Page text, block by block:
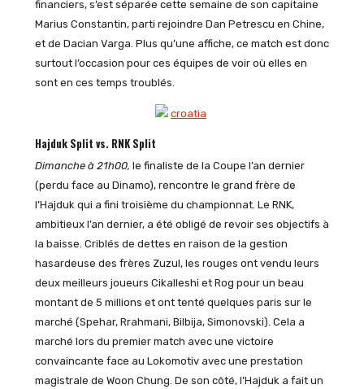
financiers, s’est séparée cette semaine de son capitaine
Marius Constantin, parti rejoindre Dan Petrescu en Chine,
et de Dacian Varga. Plus qu’une affiche, ce match est donc
surtout l’occasion pour ces équipes de voir où elles en
sont en ces temps troublés.
Hajduk Split vs. RNK Split
Dimanche à 21h00, le finaliste de la Coupe l’an dernier
(perdu face au Dinamo), rencontre le grand frère de
l’Hajduk qui a fini troisième du championnat. Le RNK,
ambitieux l’an dernier, a été obligé de revoir ses objectifs à
la baisse. Criblés de dettes en raison de la gestion
hasardeuse des frères Zuzul, les rouges ont vendu leurs
deux meilleurs joueurs Cikalleshi et Rog pour un beau
montant de 5 millions et ont tenté quelques paris sur le
marché (Spehar, Rrahmani, Bilbija, Simonovski). Cela a
marché lors du premier match avec une victoire
convaincante face au Lokomotiv avec une prestation
magistrale de Woon Chung. De son côté, l’Hajduk a fait un